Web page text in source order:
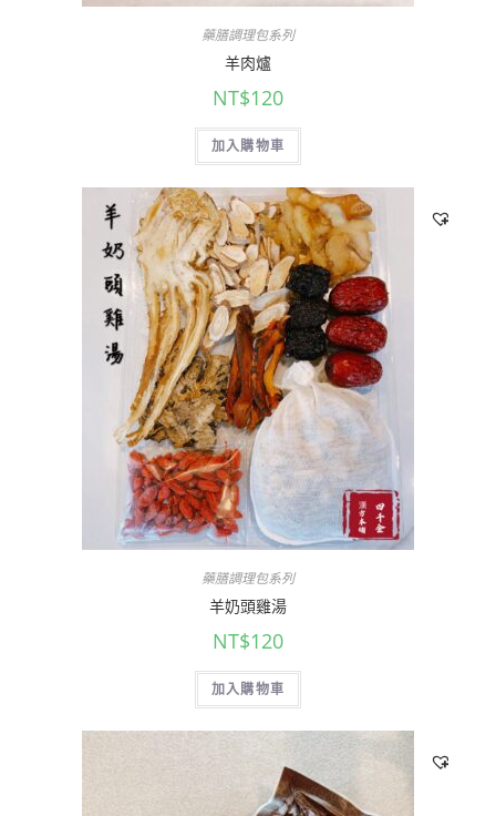
藥膳調理包系列
羊肉爐
NT$120
加入購物車
藥膳調理包系列
羊奶頭雞湯
NT$120
加入購物車